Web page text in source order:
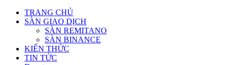
TRANG CHỦ
SÀN GIAO DỊCH
SÀN REMITANO
SÀN BINANCE
KIẾN THỨC
TIN TỨC